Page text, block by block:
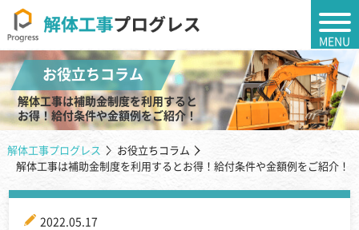
MENU
お役立ちコラム
解体工事は補助金制度を利用すると
お得！給付条件や金額例をご紹介！
解体工事プログレス
お役立ちコラム
解体工事は補助金制度を利用するとお得！給付条件や金額例をご紹介！
2022.05.17